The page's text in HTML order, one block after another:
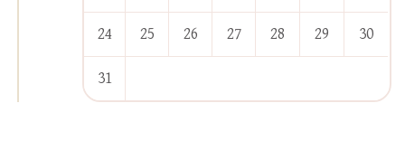
24 25 26 27 28 29 30
31